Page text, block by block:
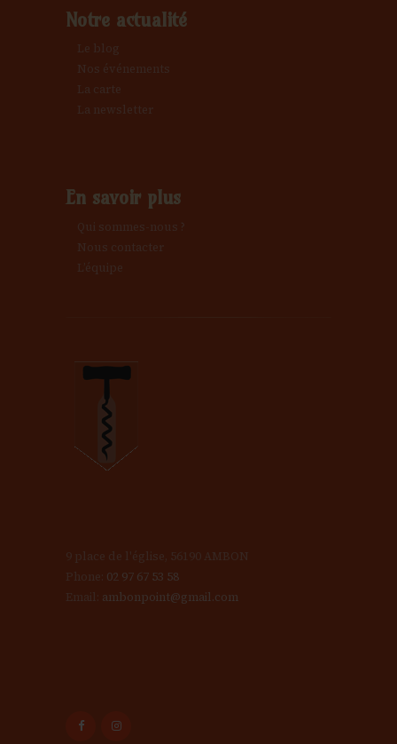
Notre actualité
Le blog
Nos événements
La carte
La newsletter
En savoir plus
Qui sommes-nous ?
Nous contacter
L’équipe
9 place de l'église, 56190 AMBON
Phone: 02 97 67 53 58
Email: ambonpoint@gmail.com